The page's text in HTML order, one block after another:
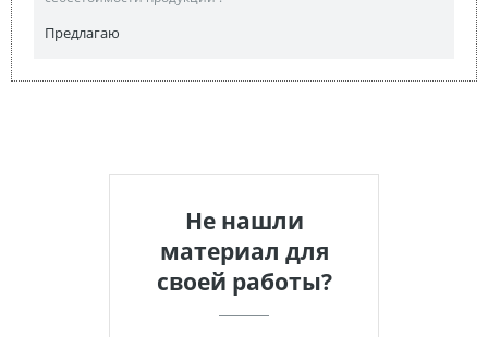
Предлагаю
Не нашли
материал для
своей работы?